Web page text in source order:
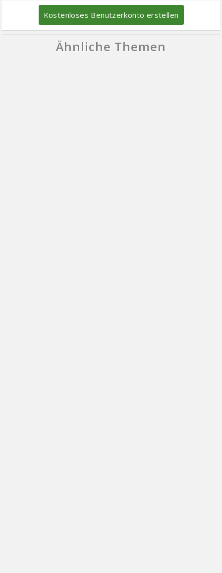
Kostenloses Benutzerkonto erstellen
Ähnliche Themen